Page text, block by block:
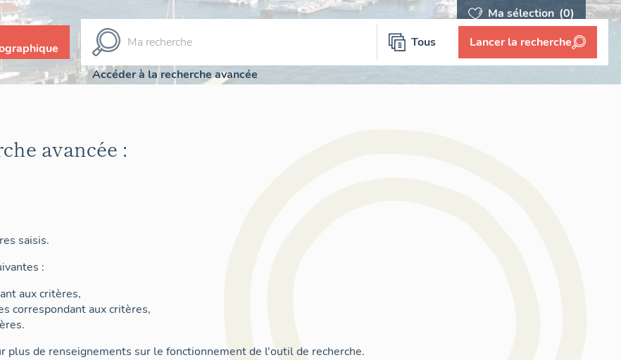
Ma sélection (0)
Tous Lancer la recherche
Accéder à la recherche avancée
avancée :
saisis.
:
aux critères,
correspondant aux critères,
plus de renseignements sur le fonctionnement de l'outil de recherche.